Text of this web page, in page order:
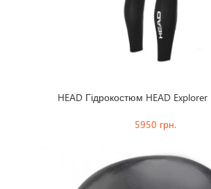
HEAD Гідрокостюм HEAD
5950 грн.